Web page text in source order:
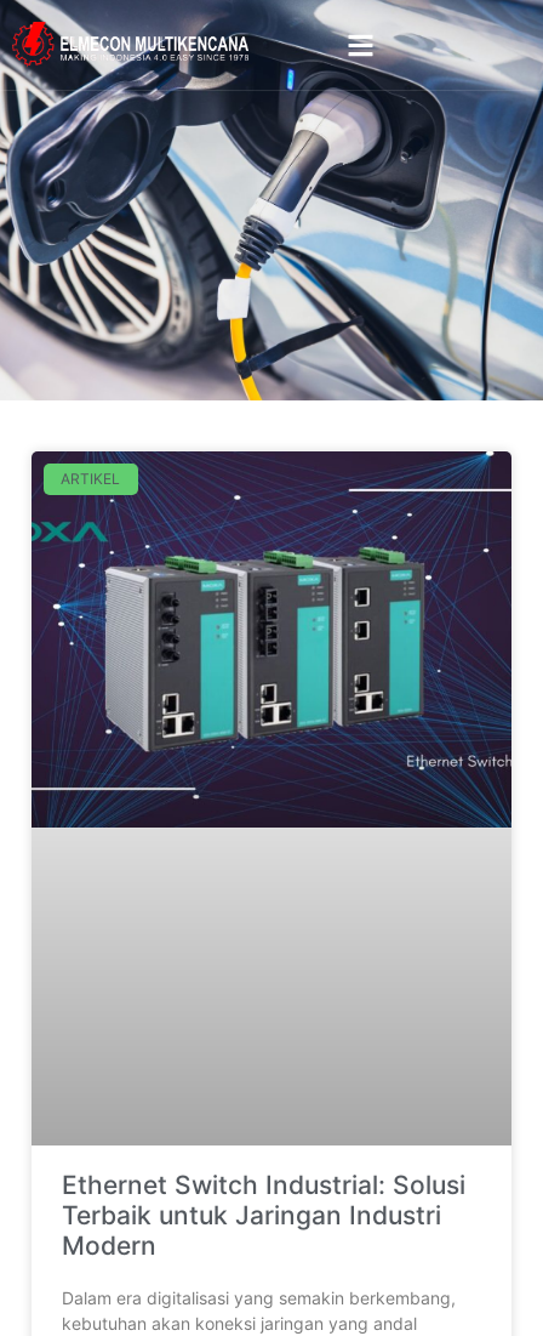
ARTIKEL
Ethernet Switch Industrial: Solusi
Terbaik untuk Jaringan Industri
Modern
Dalam era digitalisasi yang semakin berkembang,
kebutuhan akan koneksi jaringan yang andal